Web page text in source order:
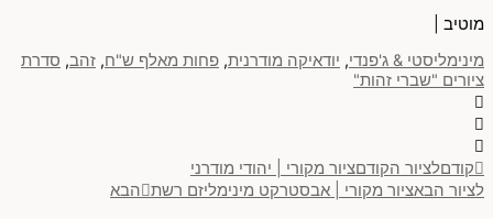
מוטיב |
מינימליסטי & ג'פנדי, יודאיקה מודרנית, פחות מאלף ש"ח, זהב, סדרת
ציורים "שברי זהות"
קודםלציור הקודםציור מקורי | יהודי מודרני
לציור הבאציור מקורי | אבסטרקט מינימליזם רשת הבא